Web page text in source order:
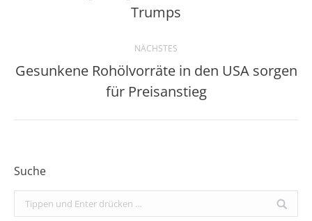
Beitrag:
Trumps
NÄCHSTES
Nächster
Beitrag:
Gesunkene Rohölvorräte in den USA sorgen
für Preisanstieg
Suche
Search: